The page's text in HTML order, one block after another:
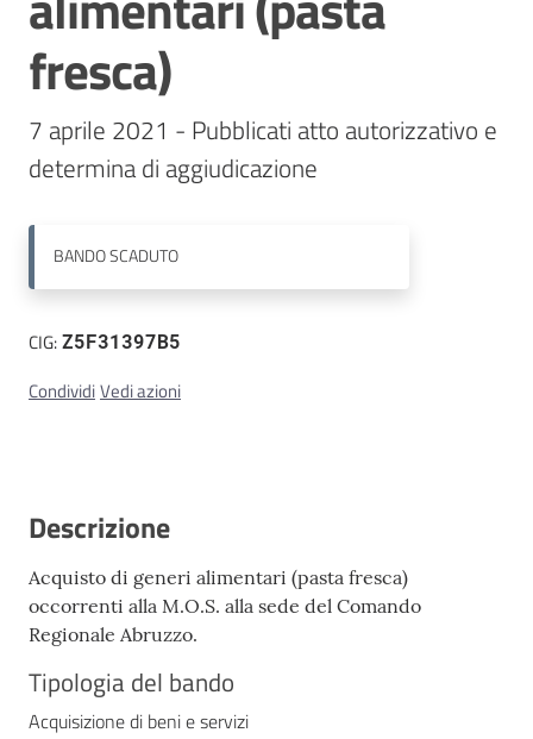
appaltanti
Contatti
fresca)
7 aprile 2021 - Pubblicati atto autorizzativo e
BANDOSCADUTO
CIG:Z5F31397B5
CondividiVedi azioni
Descrizione
Acquisto di generi alimentari (pasta fresca)
occorrenti alla M.O.S. alla sede del Comando
Regionale Abruzzo.
Tipologia del bando
Acquisizione di beni e servizi